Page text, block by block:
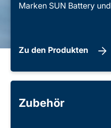
Marken SUN Battery
Zu den Produkten
Zubehör